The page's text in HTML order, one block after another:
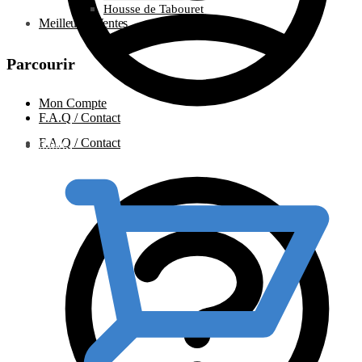
F.A.Q / Contact
Housse de Tabouret
Meilleures Ventes
Parcourir
Mon Compte
F.A.Q / Contact
0.00€